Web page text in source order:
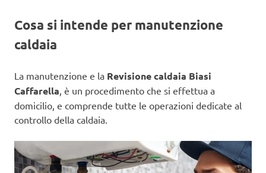
Cosa si intende per manutenzione
caldaia
La manutenzione e la Revisione caldaia Biasi
Caffarella, è un procedimento che si effettua a
domicilio, e comprende tutte le operazioni dedicate al
controllo della caldaia.